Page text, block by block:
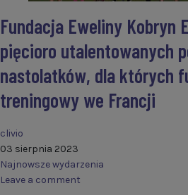
Fundacja Eweliny Kobryn
pięcioro utalentowanych
nastolatków, dla których
treningowy we Francji
clivio
03 sierpnia 2023
Najnowsze wydarzenia
Leave a comment